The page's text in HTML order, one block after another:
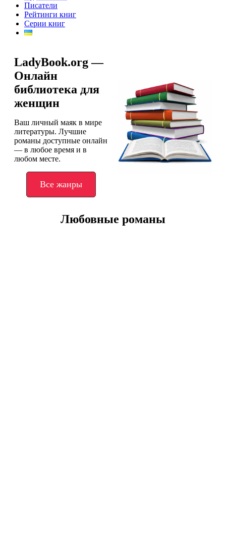
Писатели
Рейтинги книг
Серии книг
LadyBook.org —
Онлайн
библиотека для
женщин
Ваш личный маяк в мире
литературы. Лучшие
романы доступные онлайн
— в любое время и в
любом месте.
Все жанры
Любовные романы